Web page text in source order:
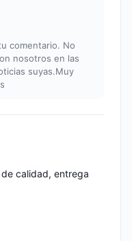
comentario. No
nosotros en las
suyas.Muy
calidad, entrega